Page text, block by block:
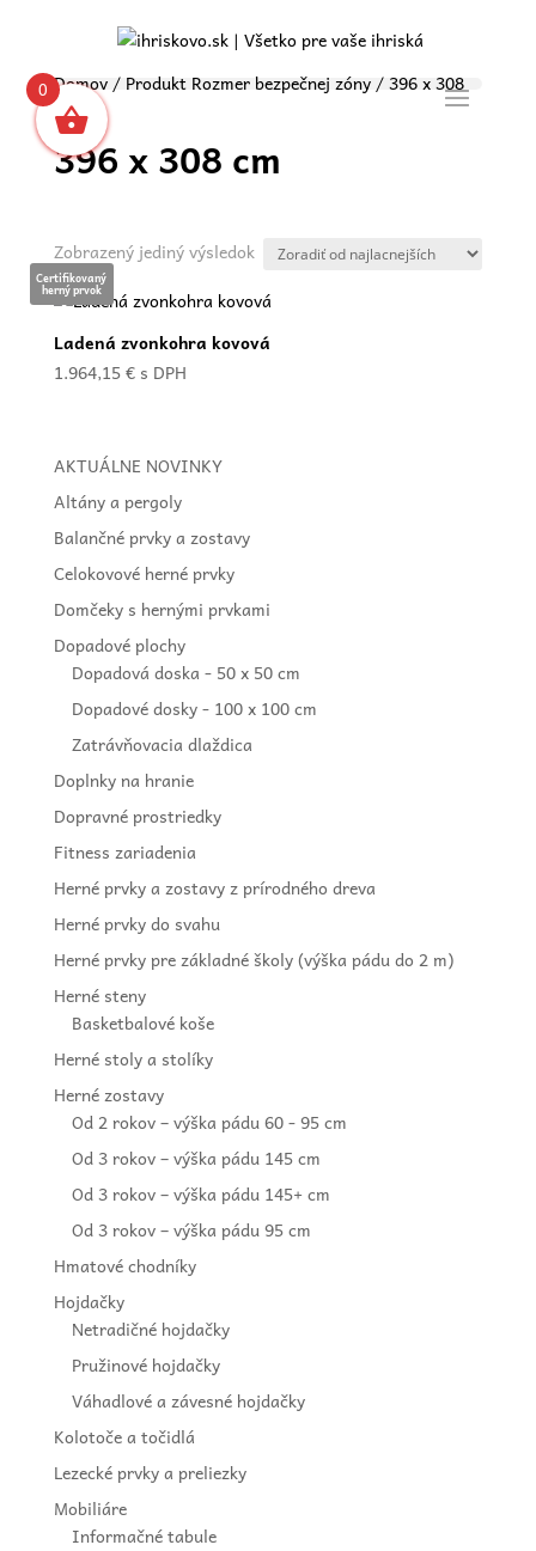
Domov/ Produkt Rozmer bezpečnej zóny / 396 x 308
cm
396 x 308 cm
Zobrazený jediný výsledok
Certifikovaný
herný prvok
Ladená zvonkohra kovová
1.964,15€ s DPH
AKTUÁLNE NOVINKY
Altány a pergoly
Balančné prvky a zostavy
Celokovové herné prvky
Domčeky s hernými prvkami
Dopadové plochy
Dopadová doska - 50 x 50 cm
Dopadové dosky - 100 x 100 cm
Zatrávňovacia dlaždica
Doplnky na hranie
Dopravné prostriedky
Fitness zariadenia
Herné prvky a zostavy z prírodného dreva
Herné prvky do svahu
Herné prvky pre základné školy (výška pádu do 2 m)
Herné steny
Basketbalové koše
Herné stoly a stolíky
Herné zostavy
Od 2 rokov – výška pádu 60 - 95 cm
Od 3 rokov – výška pádu 145 cm
Od 3 rokov – výška pádu 145+ cm
Od 3 rokov – výška pádu 95 cm
Hmatové chodníky
Hojdačky
Netradičné hojdačky
Pružinové hojdačky
Váhadlové a závesné hojdačky
Kolotoče a točidlá
Lezecké prvky a preliezky
Mobiliáre
Informačné tabule
0